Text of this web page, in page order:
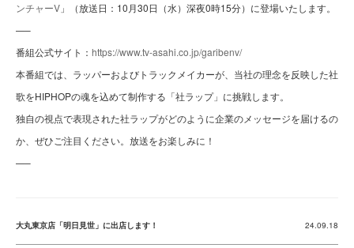
ンチャーV 」（放送日：10月30日（水）深夜0時15分）に登場いたします。
—–
番組公式サイト： https://www.tv-asahi.co.jp/garibenv/
本番組では、ラッパーおよびトラックメイカーが、当社の理念を反映した社
歌をHIPHOPの魂を込めて制作する「社ラップ」に挑戦します。
独自の視点で表現された社ラップがどのように企業のメッセージを届けるの
か、ぜひご注目ください。放送をお楽しみに！
—–
大丸東京店「明日見世」に出店します！ 24.09.18